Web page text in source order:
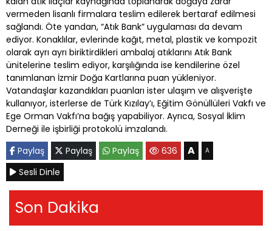
vermeden lisanlı firmalara teslim edilerek bertaraf edilmesi
sağlandı. Öte yandan, “Atık Bank” uygulaması da devam
ediyor. Konaklılar, evlerinde kağıt, metal, plastik ve kompozit
olarak ayrı ayrı biriktirdikleri ambalaj atıklarını Atık Bank
ünitelerine teslim ediyor, karşılığında ise kendilerine özel
tanımlanan İzmir Doğa Kartlarına puan yükleniyor.
Vatandaşlar kazandıkları puanları ister ulaşım ve alışverişte
kullanıyor, isterlerse de Türk Kızılay’ı, Eğitim Gönüllüleri Vakfı ve
Ege Orman Vakfı’na bağış yapabiliyor. Ayrıca, Sosyal İklim
Derneği ile işbirliği protokolü imzalandı.
Paylaş
Paylaş Paylaş 636 A A
Sesli Dinle
Son Dakika